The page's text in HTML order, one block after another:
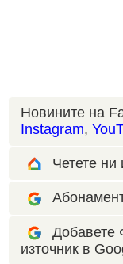
Новините на
Instagram,
Четете
Добавете
източник в